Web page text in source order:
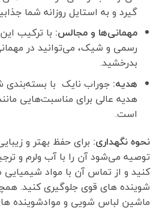
گیرد و به استایل روزانه شما
مهمانی‌ها و مجالس:با ترکیب
رسمی و شیک، می‌توانید در
بدرخشید.
هدیه:جوراب نایک با بسته‌بندی
هدیه عالی برای مناسبت‌هایی
است.
نحوه نگهداری:برای حفظ بهتر و
توصیه می‌شود آن را با آب ولرم و
کنید و از تماس آن با مواد شیمیایی
شوینده های قوی جلوگیری کنید.
ماشین لباس شویی و موادشوینده